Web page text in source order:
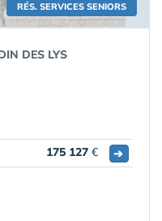
RÉS. SERVICES SENIORS
DES LYS
175 127 € ➔